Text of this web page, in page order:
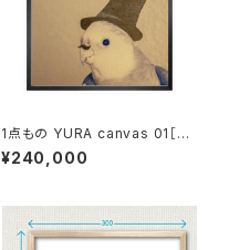
1点もの YURA canvas 01［額
装］
¥240,000